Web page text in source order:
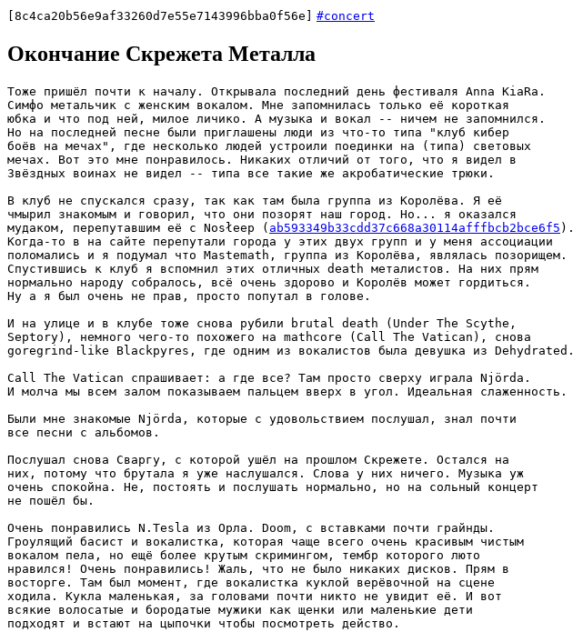
[8c4ca20b56e9af33260d7e55e7143996bba0f56e] #concert
Окончание Скрежета Металла
Тоже пришёл почти к началу. Открывала последний день фестиваля Anna KiaRa.
Симфо метальчик с женским вокалом. Мне запомнилась только её короткая
юбка и что под ней, милое личико. А музыка и вокал -- ничем не запомнился.
Но на последней песне были приглашены люди из что-то типа "клуб кибер
боёв на мечах", где несколько людей устроили поединки на (типа) световых
мечах. Вот это мне понравилось. Никаких отличий от того, что я видел в
Звёздных воинах не видел -- типа все такие же акробатические трюки.
В клуб не спускался сразу, так как там была группа из Королёва. Я её
чмырил знакомым и говорил, что они позорят наш город. Но... я оказался
мудаком, перепутавшим её с Nosłeep ( ab593349b33cdd37c668a30114afffbcb2bce6f5 ).
Когда-то в на сайте перепутали города у этих двух групп и у меня ассоциации
поломались и я подумал что Mastemath, группа из Королёва, являлась позорищем.
Спустившись к клуб я вспомнил этих отличных death металистов. На них прям
нормально народу собралось, всё очень здорово и Королёв может гордиться.
Ну а я был очень не прав, просто попутал в голове.
И на улице и в клубе тоже снова рубили brutal death (Under The Scythe,
Septory), немного чего-то похожего на mathcore (Call The Vatican), снова
goregrind-like Blackpyres, где одним из вокалистов была девушка из Dehydrated.
Call The Vatican спрашивает: а где все? Там просто сверху играла Njörda.
И молча мы всем залом показываем пальцем вверх в угол. Идеальная слаженность.
Были мне знакомые Njörda, которые с удовольствием послушал, знал почти
все песни с альбомов.
Послушал снова Сваргу, с которой ушёл на прошлом Скрежете. Остался на
них, потому что брутала я уже наслушался. Слова у них ничего. Музыка уж
очень спокойна. Не, постоять и послушать нормально, но на сольный концерт
не пошёл бы.
Очень понравились N.Tesla из Орла. Doom, с вставками почти грайнды.
Гроулящий басист и вокалистка, которая чаще всего очень красивым чистым
вокалом пела, но ещё более крутым скримингом, тембр которого люто
нравился! Очень понравились! Жаль, что не было никаких дисков. Прям в
восторге. Там был момент, где вокалистка куклой верёвочной на сцене
ходила. Кукла маленькая, за головами почти никто не увидит её. И вот
всякие волосатые и бородатые мужики как щенки или маленькие дети
подходят и встают на цыпочки чтобы посмотреть действо.